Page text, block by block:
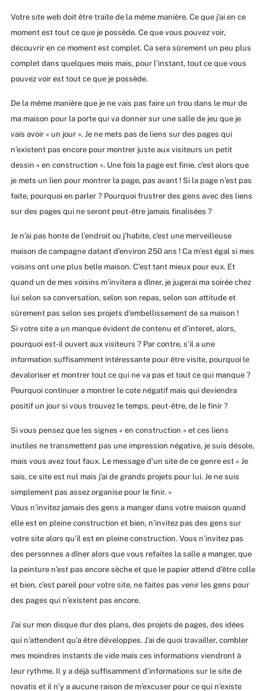
Votre site web doit être traite de la même manière. Ce que j’ai en ce
moment est tout ce que je possède. Ce que vous pouvez voir,
découvrir en ce moment est complet. Ca sera sûrement un peu plus
complet dans quelques mois mais, pour l’instant, tout ce que vous
pouvez voir est tout ce que je possède.
De la même manière que je ne vais pas faire un trou dans le mur de
ma maison pour la porte qui va donner sur une salle de jeu que je
vais avoir « un jour ». Je ne mets pas de liens sur des pages qui
n’existent pas encore pour montrer juste aux visiteurs un petit
dessin « en construction ». Une fois la page est finie, c’est alors que
je mets un lien pour montrer la page, pas avant ! Si la page n’est pas
faite, pourquoi en parler ? Pourquoi frustrer des gens avec des liens
sur des pages qui ne seront peut-être jamais finalisées ?
Je n’ai pas honte de l’endroit ou j’habite, c’est une merveilleuse
maison de campagne datant d’environ 250 ans ! Ca m’est égal si mes
voisins ont une plus belle maison. C’est tant mieux pour eux. Et
quand un de mes voisins m’invitera a dîner, je jugerai ma soirée chez
lui selon sa conversation, selon son repas, selon son attitude et
sûrement pas selon ses projets d’embellissement de sa maison !
Si votre site a un manque évident de contenu et d’interet, alors,
pourquoi est-il ouvert aux visiteurs ? Par contre, s’il a une
information suffisamment intéressante pour être visite, pourquoi le
devaloriser et montrer tout ce qui ne va pas et tout ce qui manque ?
Pourquoi continuer a montrer le cote négatif mais qui deviendra
positif un jour si vous trouvez le temps, peut-être, de le finir ?
Si vous pensez que les signes « en construction » et ces liens
inutiles ne transmettent pas une impression négative, je suis désole,
mais vous avez tout faux. Le message d’un site de ce genre est « Je
sais, ce site est nul mais j’ai de grands projets pour lui. Je ne suis
simplement pas assez organise pour le finir. »
Vous n’invitez jamais des gens a manger dans votre maison quand
elle est en pleine construction et bien, n’invitez pas des gens sur
votre site alors qu’il est en pleine construction. Vous n’invitez pas
des personnes a dîner alors que vous refaites la salle a manger, que
la peinture n’est pas encore sèche et que le papier attend d’être colle
et bien, c’est pareil pour votre site, ne faites pas venir les gens pour
des pages qui n’existent pas encore.
J’ai sur mon disque dur des plans, des projets de pages, des idées
qui n’attendent qu’a être développes. J’ai de quoi travailler, combler
mes moindres instants de vide mais ces informations viendront à
leur rythme. Il y a déjà suffisamment d’informations sur le site de
novatis et il n’y a aucune raison de m’excuser pour ce qui n’existe